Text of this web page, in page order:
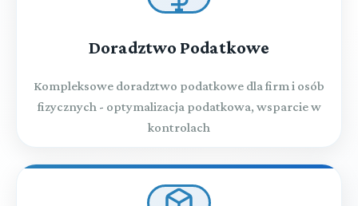
Doradztwo Podatkowe
Kompleksowe doradztwo podatkowe dla firm i osób
fizycznych - optymalizacja podatkowa, wsparcie w
kontrolach